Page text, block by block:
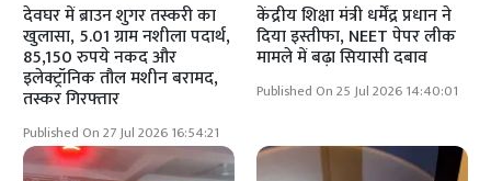
देवघर में ब्राउन शुगर तस्करी का
खुलासा, 5.01 ग्राम नशीला पदार्थ,
85,150 रुपये नकद और
इलेक्ट्रॉनिक तौल मशीन बरामद,
तस्कर गिरफ्तार
Published On 27 Jul 2026 16:54:21
केंद्रीय शिक्षा मंत्री धर्मेंद्र प्रधान ने
दिया इस्तीफा, NEET पेपर लीक
मामले में बढ़ा सियासी दबाव
Published On 25 Jul 2026 14:40:01